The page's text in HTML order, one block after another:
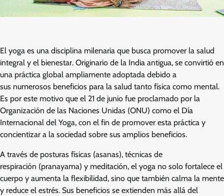
El yoga es una disciplina milenaria que busca promover la salud
integral y el bienestar. Originario de la India antigua, se convirtió en
una práctica global ampliamente adoptada debido a
sus numerosos beneficios para la salud tanto física como mental.
Es por este motivo que el 21 de junio fue proclamado por la
Organización de las Naciones Unidas (ONU) como el Día
Internacional del Yoga, con el fin de promover esta práctica y
concientizar a la sociedad sobre sus amplios beneficios.
A través de posturas físicas (asanas), técnicas de
respiración (pranayama) y meditación, el yoga no solo fortalece el
cuerpo y aumenta la flexibilidad, sino que también calma la mente
y reduce el estrés. Sus beneficios se extienden más allá del